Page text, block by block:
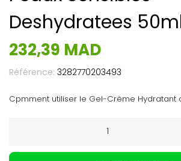
Deshydratees
232,39 MAD
Référence: 3282770203493
Cpmment utiliser le Gel-Crème Hydratant